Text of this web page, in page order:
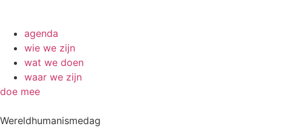
agenda
wie we zijn
wat we doen
waar we zijn
doe mee
Wereldhumanismedag